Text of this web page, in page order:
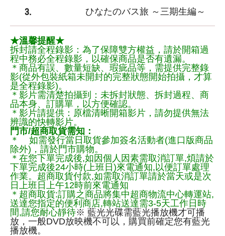
3. ひなたのバス旅 ～三期生編～
★溫馨提醒★
拆封請全程錄影：為了保障雙方權益，請於開箱過
程中務必全程錄影，以確保商品是否有遺漏。
＊商品有誤、數量短缺、瑕疵品等，需提供完整錄
影(從外包裝紙箱未開封的完整狀態開始拍攝，才算
是全程錄影)。
＊影片需清楚拍攝到：未拆封狀態、拆封過程、商
品本身、訂購單，以方便確認。
＊影片請提供：原檔清晰開箱影片，請勿提供無法
辨識的快轉影片。
門市/超商取貨需知：
＊ 如需發行當日取貨參加簽名活動者(進口版商品
除外)，請於門市購物。
＊在您下單完成後,如因個人因素需取消訂單,煩請於
下單完成後24小時(上班日)來電通知,以便訂單處理
作業。超商取貨付款,如需取消訂單請於當天或是次
日上班日上午12時前來電通知
＊超商取貨:訂購之商品將集中超商物流中心轉運站,
送達您指定的便利商店,轉站送達需3-5天工作日時
間,請您耐心靜待※ 藍光光碟需藍光播放機才可播
放，一般DVD放映機不可以，購買前確定您有藍光
播放機。